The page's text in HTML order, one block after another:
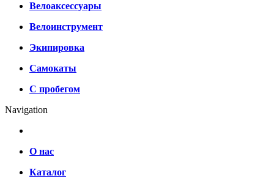
Велоаксессуары
Велоинструмент
Экипировка
Самокаты
С пробегом
Navigation
О нас
Каталог